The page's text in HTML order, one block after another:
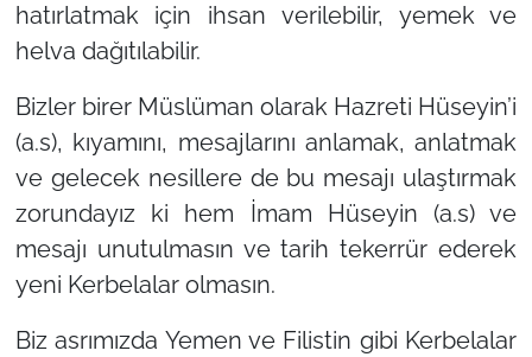
hatırlatmak için ihsan verilebilir, yemek ve
helva dağıtılabilir.
Bizler birer Müslüman olarak Hazreti Hüseyin’i
(a.s), kıyamını, mesajlarını anlamak, anlatmak
ve gelecek nesillere de bu mesajı ulaştırmak
zorundayız ki hem İmam Hüseyin (a.s) ve
mesajı unutulmasın ve tarih tekerrür ederek
yeni Kerbelalar olmasın.
Biz asrımızda Yemen ve Filistin gibi Kerbelalar